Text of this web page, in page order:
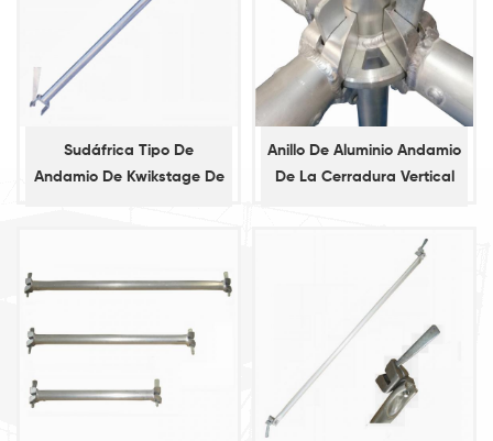
Sudáfrica Tipo De
Andamio De Kwikstage De
Anillo De Aluminio Andamio
De La Cerradura Vertical